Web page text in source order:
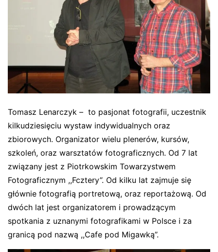
Tomasz Lenarczyk – to pasjonat fotografii, uczestnik
kilkudziesięciu wystaw indywidualnych oraz
zbiorowych. Organizator wielu plenerów, kursów,
szkoleń, oraz warsztatów fotograficznych. Od 7 lat
związany jest z Piotrkowskim Towarzystwem
Fotograficznym ,,Fcztery”. Od kilku lat zajmuje się
głównie fotografią portretową, oraz reportażową. Od
dwóch lat jest organizatorem i prowadzącym
spotkania z uznanymi fotografikami w Polsce i za
granicą pod nazwą ,,Cafe pod Migawką”.